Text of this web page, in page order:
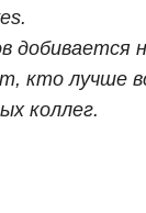
добивается
кто лучше
коллег.